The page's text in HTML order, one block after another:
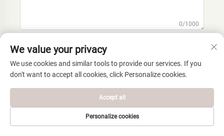
0/1000
Prenosi
We value your privacy
We use cookies and similar tools to provide our services. If you
don't want to accept all cookies, click Personalize cookies.
Personalize cookies
Accept all